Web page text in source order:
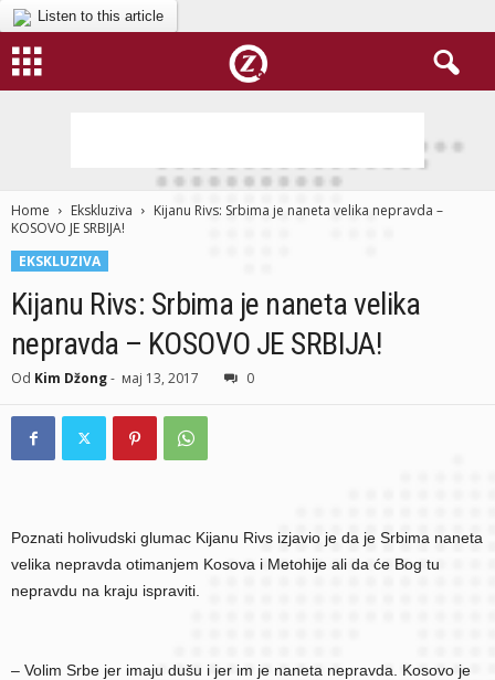
Listen to this article
Home Ekskluziva
Kijanu Rivs: Srbima je naneta velika nepravda –
KOSOVO JE SRBIJA!
EKSKLUZIVA
Kijanu Rivs: Srbima je naneta velika
nepravda – KOSOVO JE SRBIJA!
Od Kim Džong- мај 13, 2017 0
Poznati holivudski glumac Kijanu Rivs izjavio je da je Srbima naneta
velika nepravda otimanjem Kosova i Metohije ali da će Bog tu
nepravdu na kraju ispraviti.
– Volim Srbe jer imaju dušu i jer im je naneta nepravda . Kosovo je